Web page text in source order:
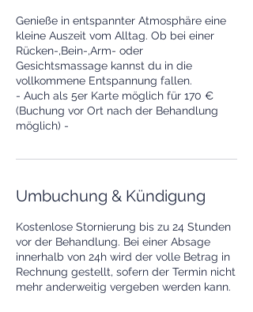
Genieße in entspannter Atmosphäre eine
kleine Auszeit vom Alltag. Ob bei einer
Rücken-,Bein-,Arm- oder
Gesichtsmassage kannst du in die
vollkommene Entspannung fallen.
- Auch als 5er Karte möglich für 170 €
(Buchung vor Ort nach der Behandlung
möglich) -
Umbuchung & Kündigung
Kostenlose Stornierung bis zu 24 Stunden
vor der Behandlung. Bei einer Absage
innerhalb von 24h wird der volle Betrag in
Rechnung gestellt, sofern der Termin nicht
mehr anderweitig vergeben werden kann.